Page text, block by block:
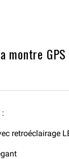
montre
:
retroéclairage